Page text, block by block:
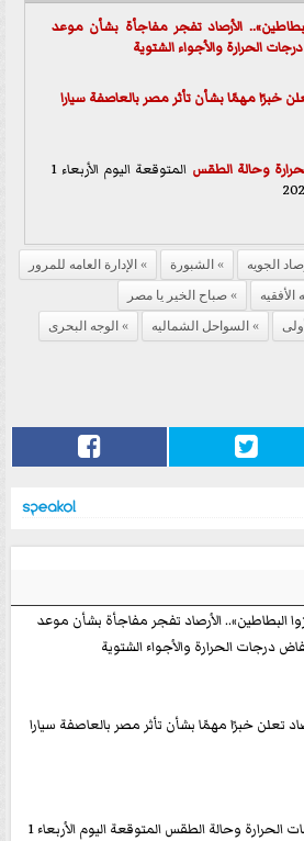
الأرصاد تفجر مفاجأة بشأن موعد
الحرارة والأجواء الشتوية
خبرًا مهمًا بشأن تأثر مصر بالعاصفة سيارا
وحالةالطقس
المتوقعة اليوم الأربعاء 1
الجويه الشبورة
الإدارة العامه للمرور
الأفقيه
صباح الخير يا مصر
السواحل الشماليه
الوجه البحرى
البطاطين».. الأرصاد تفجر مفاجأة بشأن موعد
درجات الحرارة والأجواء الشتوية
تعلن خبرًا مهمًا بشأن تأثر مصر بالعاصفة سيارا
درجات الحرارة وحالة الطقس المتوقعة اليوم الأربعاء 1